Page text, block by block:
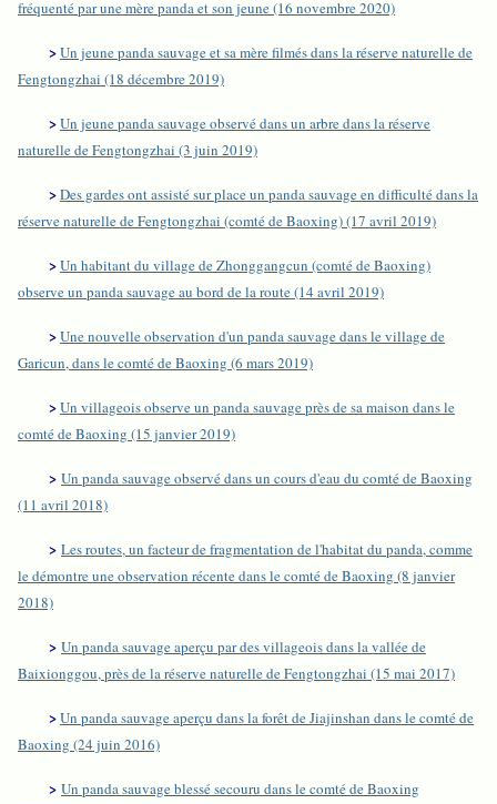
fréquenté par une mère panda et son jeune (16 novembre 2020)
>Un jeune panda sauvage et sa mère filmés dans la réserve naturelle de
Fengtongzhai (18 décembre 2019)
>Un jeune panda sauvage observé dans un arbre dans la réserve
naturelle de Fengtongzhai (3 juin 2019)
>Des gardes ont assisté sur place un panda sauvage en difficulté dans la
réserve naturelle de Fengtongzhai (comté de Baoxing) (17 avril 2019)
>Un habitant du village de Zhonggangcun (comté de Baoxing)
observe un panda sauvage au bord de la route (14 avril 2019)
>Une nouvelle observation d'un panda sauvage dans le village de
Garicun, dans le comté de Baoxing (6 mars 2019)
>Un villageois observe un panda sauvage près de sa maison dans le
comté de Baoxing (15 janvier 2019)
> Un panda sauvage observé dans un cours d'eau du comté de Baoxing
(11 avril 2018)
> Les routes, un facteur de fragmentation de l'habitat du panda, comme
le démontre une observation récente dans le comté de Baoxing (8 janvier
2018)
> Un panda sauvage aperçu par des villageois dans la vallée de
Baixionggou, près de la réserve naturelle de Fengtongzhai (15 mai 2017)
>Un panda sauvage aperçu dans la forêt de Jiajinshan dans le comté de
Baoxing (24 juin 2016)
> Un panda sauvage blessé secouru dans le comté de Baoxing